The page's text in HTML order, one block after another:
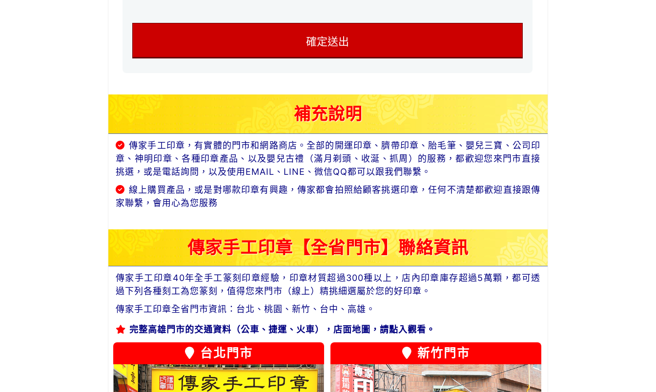
補充說明
傳家手工印章，有實體的門市和網路商店。全部的開運印章、臍帶印章、胎毛筆、嬰兒三寶、公司印
章、神明印章、各種印章產品、以及嬰兒古禮（滿月剃頭、收涎、抓周）的服務，都歡迎您來門市直接
挑選，或是電話詢問，以及使用EMAIL、LINE、微信QQ都可以跟我們聯繫。
線上購買產品，或是對哪款印章有興趣，傳家都會拍照給顧客挑選印章，任何不清楚都歡迎直接跟傳
家聯繫，會用心為您服務
傳家手工印章【全省門市】聯絡資訊
傳家手工印章40年全手工篆刻印章經驗，印章材質超過300種以上，店內印章庫存超過5萬顆，都可透
過下列各種刻工為您篆刻，值得您來門市（線上）精挑細選屬於您的好印章。
傳家手工印章全省門市資訊：台北、桃園、新竹、台中、高雄。
完整高雄門市的交通資料（公車、捷運、火車），店面地圖，請點入觀看。
台北門市 新竹門市